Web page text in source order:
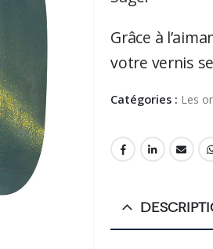
Grâce à
votre vernis
Catégories : Les